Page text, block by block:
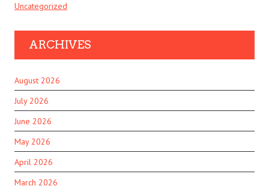
Uncategorized
ARCHIVES
August 2026
July 2026
June 2026
May 2026
April 2026
March 2026